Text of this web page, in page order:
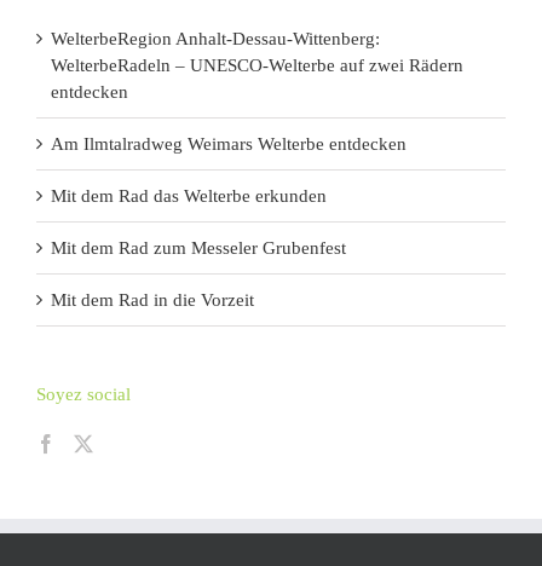
WelterbeRegion Anhalt-Dessau-Wittenberg:
WelterbeRadeln – UNESCO-Welterbe auf zwei Rädern
entdecken
Am Ilmtalradweg Weimars Welterbe entdecken
Mit dem Rad das Welterbe erkunden
Mit dem Rad zum Messeler Grubenfest
Mit dem Rad in die Vorzeit
Soyez social